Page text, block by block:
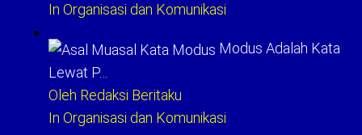
In Organisasi dan Komunikasi
Modus Adalah Kata
Lewat P…
Oleh Redaksi Beritaku
In Organisasi dan Komunikasi